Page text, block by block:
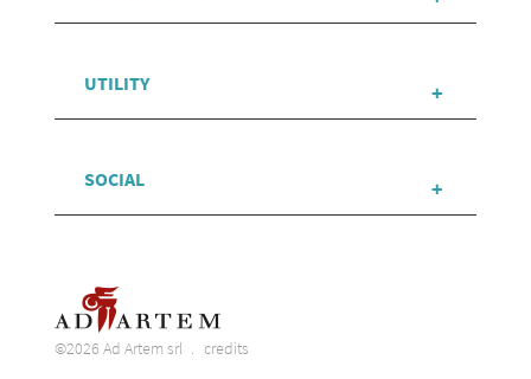
UTILITY
SOCIAL
©2026 Ad Artem srl credits